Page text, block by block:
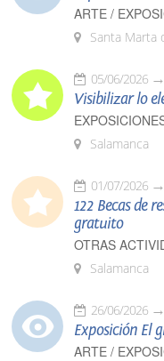
ARTE /
Santa Marta
05/06/2026
Visibilizar lo
Salamanca
01/07/2026
122 Becas de
gratuito
OTRAS
Salamanca
26/06/2026
Exposición El
ARTE /